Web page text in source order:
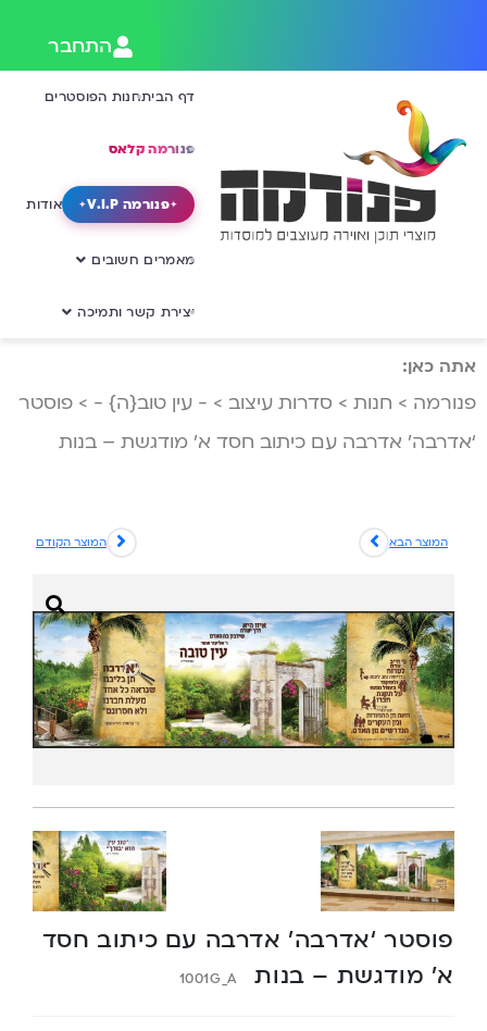
התחבר
דף הביתחנות הפוסטרים
פנורמה קלאס
פנורמה V.I.P אודות
מאמרים חשובים
יצירת קשר ותמיכה
אתה כאן:
פנורמה > חנות > סדרות עיצוב > - עין טוב{ה} - > פוסטר
‘אדרבה’ אדרבה עם כיתוב חסד א’ מודגשת – בנות
המוצר הקודם המוצר הבא
פוסטר ‘אדרבה’ אדרבה עם כיתוב חסד
א’ מודגשת – בנות
1001G_A